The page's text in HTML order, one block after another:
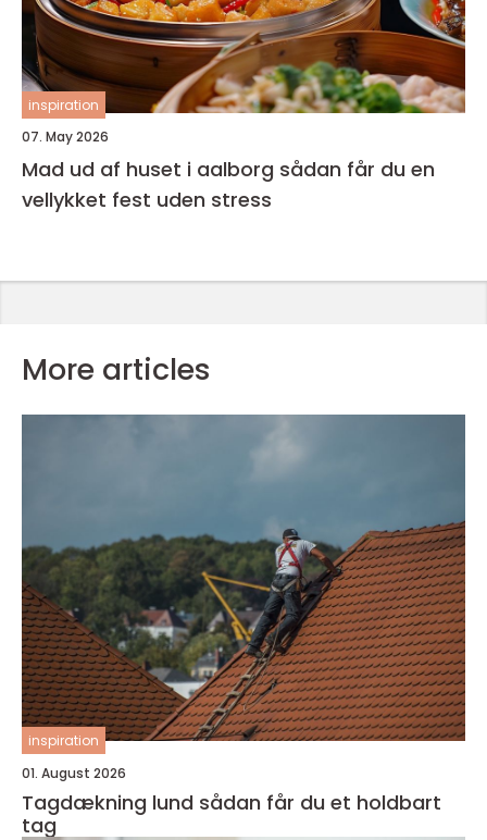
inspiration
07. May 2026
Mad ud af huset i aalborg sådan får du en
vellykket fest uden stress
More articles
inspiration
01. August 2026
Tagdækning lund sådan får du et holdbart
tag